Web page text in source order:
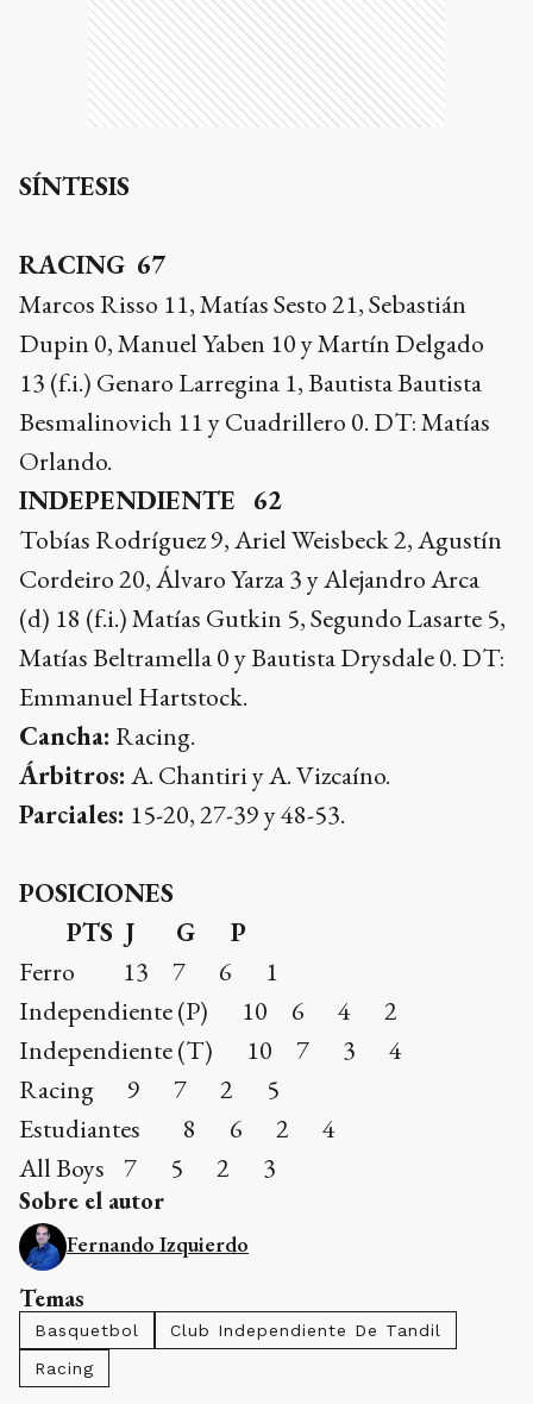
SÍNTESIS
RACING 67
Marcos Risso 11, Matías Sesto 21, Sebastián
Dupin 0, Manuel Yaben 10 y Martín Delgado
13 (f.i.) Genaro Larregina 1, Bautista Bautista
Besmalinovich 11 y Cuadrillero 0. DT: Matías
Orlando.
INDEPENDIENTE 62
Tobías Rodríguez 9, Ariel Weisbeck 2, Agustín
Cordeiro 20, Álvaro Yarza 3 y Alejandro Arca
(d) 18 (f.i.) Matías Gutkin 5, Segundo Lasarte 5,
Matías Beltramella 0 y Bautista Drysdale 0. DT:
Emmanuel Hartstock.
Cancha: Racing.
Árbitros: A. Chantiri y A. Vizcaíno.
Parciales: 15-20, 27-39 y 48-53.
POSICIONES
PTS J G P
Ferro 13 7 6 1
Independiente (P) 10 6 4 2
Independiente (T) 10 7 3 4
Racing 9 7 2 5
Estudiantes 8 6 2 4
All Boys 7 5 2 3
Sobre el autor
Fernando Izquierdo
Temas
Basquetbol
Club Independiente De Tandil
Racing